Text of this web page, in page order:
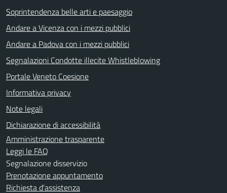
Soprintendenza belle arti e paesaggio
Andare a Vicenza con i mezzi pubblici
Andare a Padova con i mezzi pubblici
Segnalazioni Condotte illecite Whistleblowing
Portale Veneto Coesione
Informativa privacy
Note legali
Dichiarazione di accessibilità
Amministrazione trasparente
Leggi le FAQ
Segnalazione disservizio
Prenotazione appuntamento
Richiesta d'assistenza